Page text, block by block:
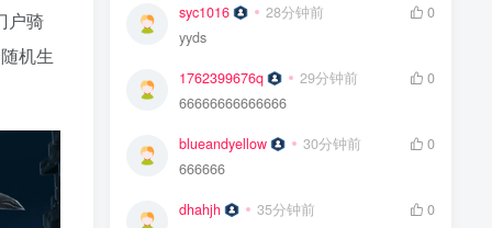
户骑
机生
syc1016 28分钟前
0
yyds
1762399676q 29分钟前
0
66666666666666
blueandyellow 30分钟前
0
666666
dhahjh 35分钟前
0